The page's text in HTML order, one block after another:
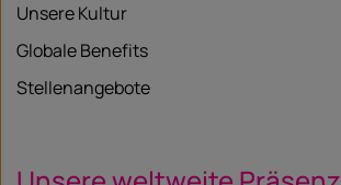
Unsere Kultur
Globale Benefits
Stellenangebote